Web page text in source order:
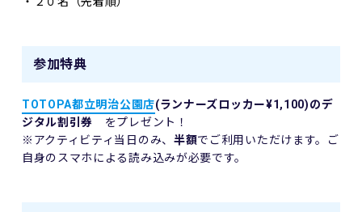
参加特典
TOTOPA都立明治公園店(ランナーズロッカー¥1,100)のデ
ジタル割引券 をプレゼント！
※アクティビティ当日のみ、 半額でご利用いただけます。ご
自身のスマホによる読み込みが必要です。